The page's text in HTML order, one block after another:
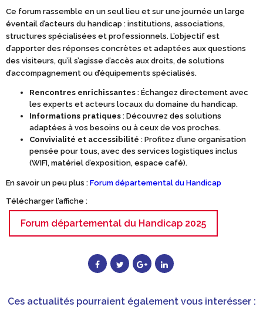
Ce forum rassemble en un seul lieu et sur une journée un large
éventail d’acteurs du handicap : institutions, associations,
structures spécialisées et professionnels. L’objectif est
d’apporter des réponses concrètes et adaptées aux questions
des visiteurs, qu’il s’agisse d’accès aux droits, de solutions
d’accompagnement ou d’équipements spécialisés.
Rencontres enrichissantes : Échangez directement avec
les experts et acteurs locaux du domaine du handicap.
Informations pratiques : Découvrez des solutions
adaptées à vos besoins ou à ceux de vos proches.
Convivialité et accessibilité : Profitez d’une organisation
pensée pour tous, avec des services logistiques inclus
(WIFI, matériel d’exposition, espace café).
En savoir un peu plus : Forum départemental du Handicap
Télécharger l’affiche :
Forum départemental du Handicap 2025
Ces actualités pourraient également vous interésser :